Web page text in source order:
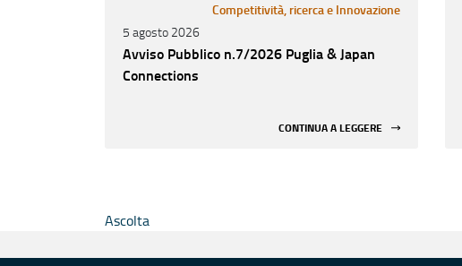
Competitività, ricerca e Innovazione
5 agosto 2026
Avviso Pubblico n.7/2026 Puglia & Japan
Connections
CONTINUA A LEGGERE
Ascolta